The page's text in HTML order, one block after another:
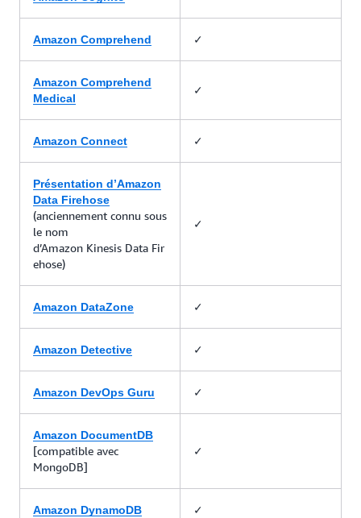
Amazon Comprehend ✓
Amazon Comprehend
Medical
✓
Amazon Connect ✓
Présentation d’Amazon
Data Firehose
(anciennement connu sous
le nom
d’Amazon Kinesis Data Fir
ehose)
✓
Amazon DataZone ✓
Amazon Detective ✓
Amazon DevOps Guru ✓
Amazon DocumentDB
[compatible avec
MongoDB]
✓
Amazon DynamoDB ✓